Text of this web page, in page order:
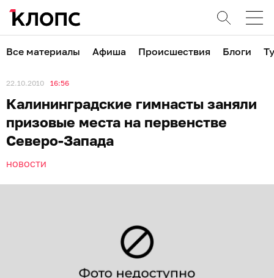
Все материалы Афиша Происшествия Блоги
22.10.2010 16:56
Калининградские гимнасты заняли
призовые места на первенстве
Северо-Запада
НОВОСТИ